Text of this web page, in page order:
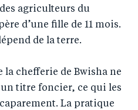
agriculteurs du
d’une fille de 11 mois.
de la terre.
la chefferie de Bwisha ne
titre foncier, ce qui les
La pratique